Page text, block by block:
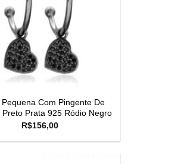
Com Pingente De
Preto Prata 925 Ródio Negro
R$156,00